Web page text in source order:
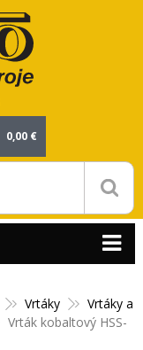
0,00 €
Vrtáky
Vrtáky a
Vrták kobaltový HSS-